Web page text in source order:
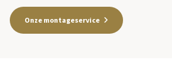
Onze montageservice